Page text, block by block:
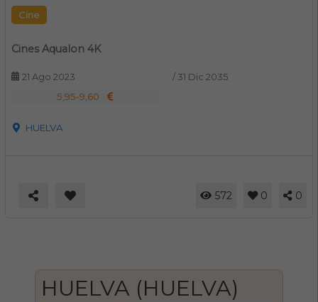
Cine
Cines Aqualon 4K
21 Ago 2023 / 31 Dic 2035
5,95-9,60
HUELVA
572 0 0
HUELVA (HUELVA)